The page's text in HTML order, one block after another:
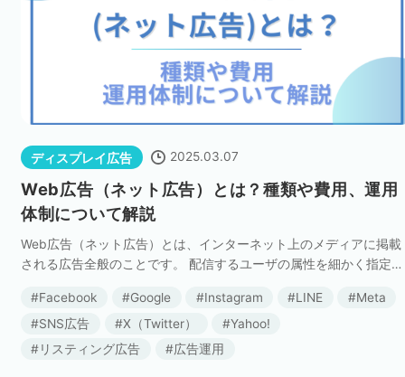
ディスプレイ広告 2025.03.07
Web広告（ネット広告）とは？種類や費用、運用
体制について解説
Web広告（ネット広告）とは、インターネット上のメディアに掲載
される広告全般のことです。 配信するユーザの属性を細かく指定で
ります。 ただし、Web広告（ネット […]
Facebook Google Instagram LINE
Meta
SNS広告
X（Twitter）
Yahoo!
リスティング広告
広告運用